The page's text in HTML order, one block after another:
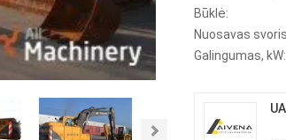
Būklė:
Nuosavas
Galingumas, kW: